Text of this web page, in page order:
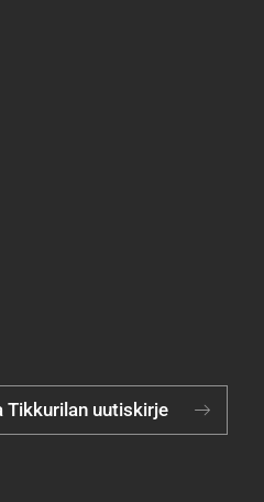
Tikkurilan uutiskirje